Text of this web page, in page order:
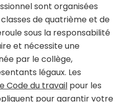
sont organisées
de quatrième et de
sous la responsabilité
et nécessite une
par le collège,
légaux. Les
Code du travail pour les
pour garantir votre